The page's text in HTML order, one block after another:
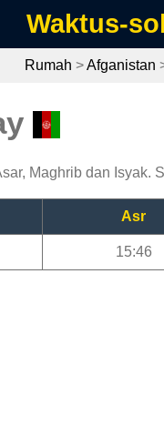
Waktus-
Rumah >Afganistan
Maghrib dan
Asr
15:46